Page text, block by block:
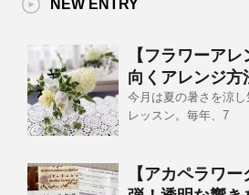
NEW ENTRY
【フラワーア
向くアレンジ方
今月は夏の暑さを涼
レッスン。毎年、7
【アカペラワ